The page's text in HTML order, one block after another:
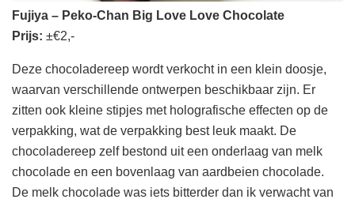
Fujiya – Peko-Chan Big Love Love Chocolate
Prijs: ±€2,-
Deze chocoladereep wordt verkocht in een klein doosje,
waarvan verschillende ontwerpen beschikbaar zijn. Er
zitten ook kleine stipjes met holografische effecten op de
verpakking, wat de verpakking best leuk maakt. De
chocoladereep zelf bestond uit een onderlaag van melk
chocolade en een bovenlaag van aardbeien chocolade.
De melk chocolade was iets bitterder dan ik verwacht van